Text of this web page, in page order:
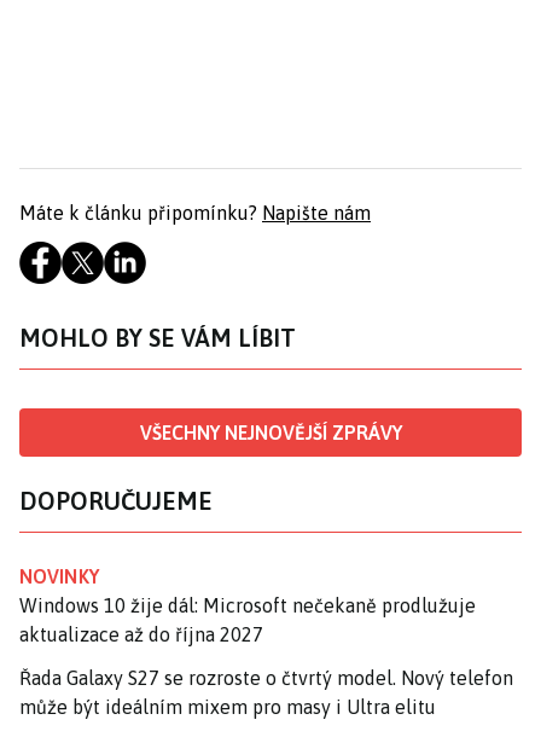
Máte k článku připomínku? Napište nám
MOHLO BY SE VÁM LÍBIT
VŠECHNY NEJNOVĚJŠÍ ZPRÁVY
DOPORUČUJEME
NOVINKY
Windows 10 žije dál: Microsoft nečekaně prodlužuje
aktualizace až do října 2027
Řada Galaxy S27 se rozroste o čtvrtý model. Nový telefon
může být ideálním mixem pro masy i Ultra elitu